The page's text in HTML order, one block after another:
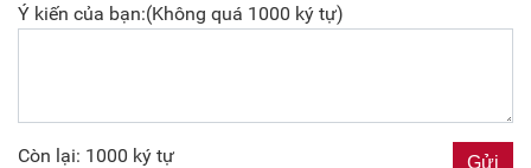
Ý kiến của bạn:(Không quá 1000 ký tự)
Còn lại: 1000 ký tự